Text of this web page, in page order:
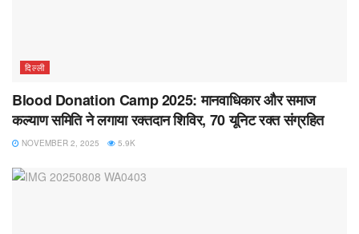
दिल्ली
Blood Donation Camp 2025: मानवाधिकार और समाज
कल्याण समिति ने लगाया रक्तदान शिविर, 70 यूनिट रक्त संग्रहित
NOVEMBER 2, 2025 5.9K